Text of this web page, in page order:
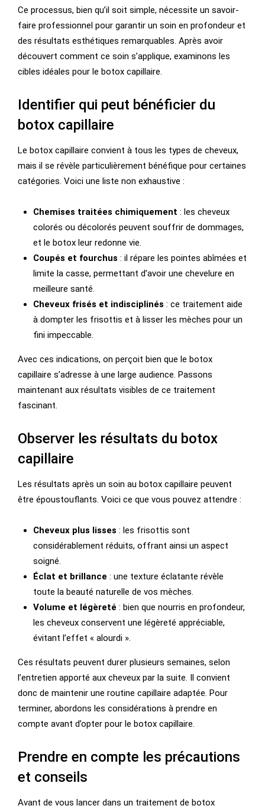
Ce processus, bien qu’il soit simple, nécessite un savoir-
faire professionnel pour garantir un soin en profondeur et
des résultats esthétiques remarquables. Après avoir
découvert comment ce soin s’applique, examinons les
cibles idéales pour le botox capillaire.
Identifier qui peut bénéficier du
botox capillaire
Le botox capillaire convient à tous les types de cheveux,
mais il se révèle particulièrement bénéfique pour certaines
catégories. Voici une liste non exhaustive :
Chemises traitées chimiquement : les cheveux
colorés ou décolorés peuvent souffrir de dommages,
et le botox leur redonne vie.
Coupés et fourchus : il répare les pointes abîmées et
limite la casse, permettant d’avoir une chevelure en
meilleure santé.
Cheveux frisés et indisciplinés : ce traitement aide
à dompter les frisottis et à lisser les mèches pour un
fini impeccable.
Avec ces indications, on perçoit bien que le botox
capillaire s’adresse à une large audience. Passons
maintenant aux résultats visibles de ce traitement
fascinant.
Observer les résultats du botox
capillaire
Les résultats après un soin au botox capillaire peuvent
être époustouflants. Voici ce que vous pouvez attendre :
Cheveux plus lisses : les frisottis sont
considérablement réduits, offrant ainsi un aspect
soigné.
Éclat et brillance : une texture éclatante révèle
toute la beauté naturelle de vos mèches.
Volume et légèreté : bien que nourris en profondeur,
les cheveux conservent une légèreté appréciable,
évitant l’effet « alourdi ».
Ces résultats peuvent durer plusieurs semaines, selon
l’entretien apporté aux cheveux par la suite. Il convient
donc de maintenir une routine capillaire adaptée. Pour
terminer, abordons les considérations à prendre en
compte avant d’opter pour le botox capillaire.
Prendre en compte les précautions
et conseils
Avant de vous lancer dans un traitement de botox